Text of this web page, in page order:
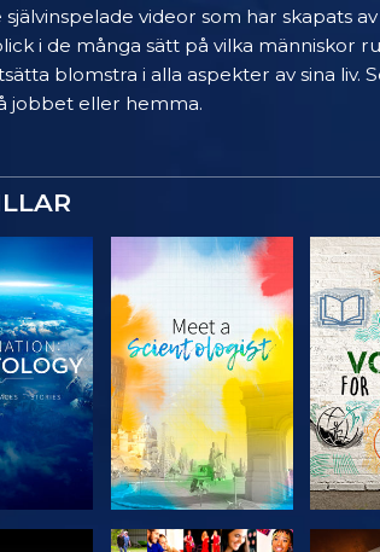
självinspelade videor som har skapats
i de många sätt på vilka människor
blomstra i alla aspekter av sina
jobbet eller hemma.